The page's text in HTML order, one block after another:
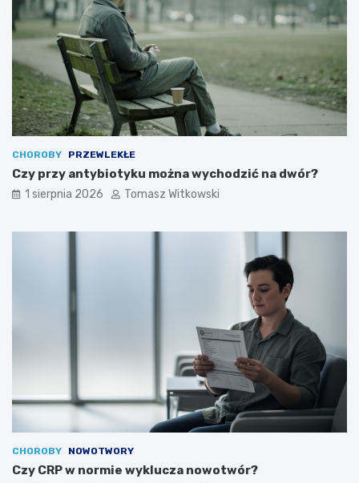
CHOROBY PRZEWLEKŁE
Czy przy antybiotyku można wychodzić na dwór?
1 sierpnia 2026 Tomasz Witkowski
CHOROBY NOWOTWORY
Czy CRP w normie wyklucza nowotwór?